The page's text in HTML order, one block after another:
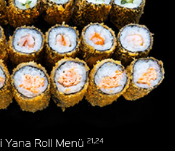
Yana Roll Menü 21,24